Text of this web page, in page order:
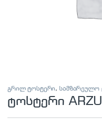
გრილ ტოსტერი,სამზარეულო
ტოსტერი